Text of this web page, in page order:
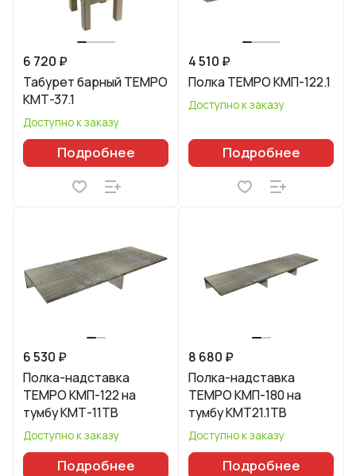
6 720 ₽
Табурет барный TEMPO
КМТ-37.1
Доступно к заказу
Подробнее
4 510 ₽
Полка TEMPO КМП-122.1
Доступно к заказу
Подробнее
6 530 ₽
Полка-надставка
TEMPO КМП-122 на
тумбу КМТ-11ТВ
Доступно к заказу
Подробнее
8 680 ₽
Полка-надставка
TEMPO КМП-180 на
тумбу КМТ21.1ТВ
Доступно к заказу
Подробнее